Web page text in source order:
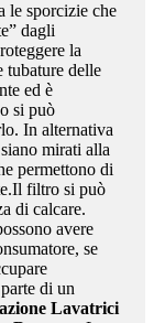
le sporcizie che
dagli
la
tubature delle
ed è
si può
In alternativa
mirati alla
permettono di
filtro si può
di calcare.
avere
se
di un
Lavatrici